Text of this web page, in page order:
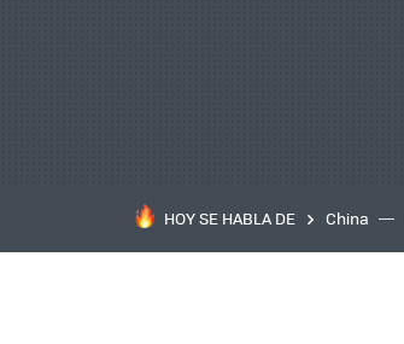
HOY SE HABLA DE China